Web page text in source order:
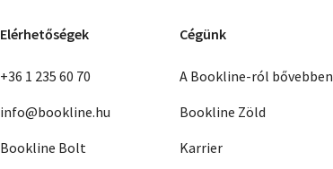
Elérhetőségek
+36 1 235 60 70
info@bookline.hu
Bookline Bolt
Cégünk
A Bookline-ról bővebben
Bookline Zöld
Karrier